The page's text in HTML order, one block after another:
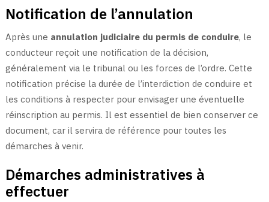
Notification de l’annulation
Après une annulation judiciaire du permis de conduire, le
conducteur reçoit une notification de la décision,
généralement via le tribunal ou les forces de l’ordre. Cette
notification précise la durée de l’interdiction de conduire et
les conditions à respecter pour envisager une éventuelle
réinscription au permis. Il est essentiel de bien conserver ce
document, car il servira de référence pour toutes les
démarches à venir.
Démarches administratives à
effectuer